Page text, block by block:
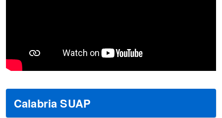
Calabria SUAP